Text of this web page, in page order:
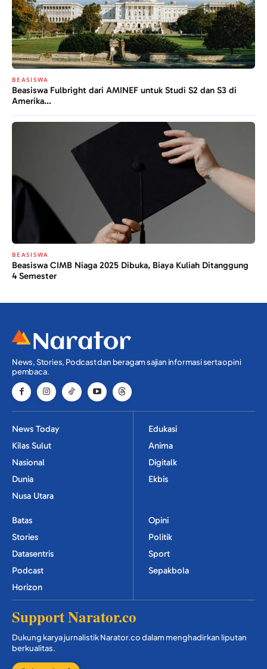
BEASISWA
Beasiswa Fulbright dari AMINEF untuk Studi S2 dan S3 di
Amerika...
BEASISWA
Beasiswa CIMB Niaga 2025 Dibuka, Biaya Kuliah Ditanggung
4 Semester
News, Stories, Podcast dan beragam sajian informasi serta opini
pembaca.
News Today
Kilas Sulut
Nasional
Dunia
Nusa Utara
Edukasi
Anima
Digitalk
Ekbis
Batas
Stories
Datasentris
Podcast
Horizon
Opini
Politik
Sport
Sepakbola
Support Narator.co
Dukung karya jurnalistik Narator.co dalam menghadirkan liputan
berkualitas.